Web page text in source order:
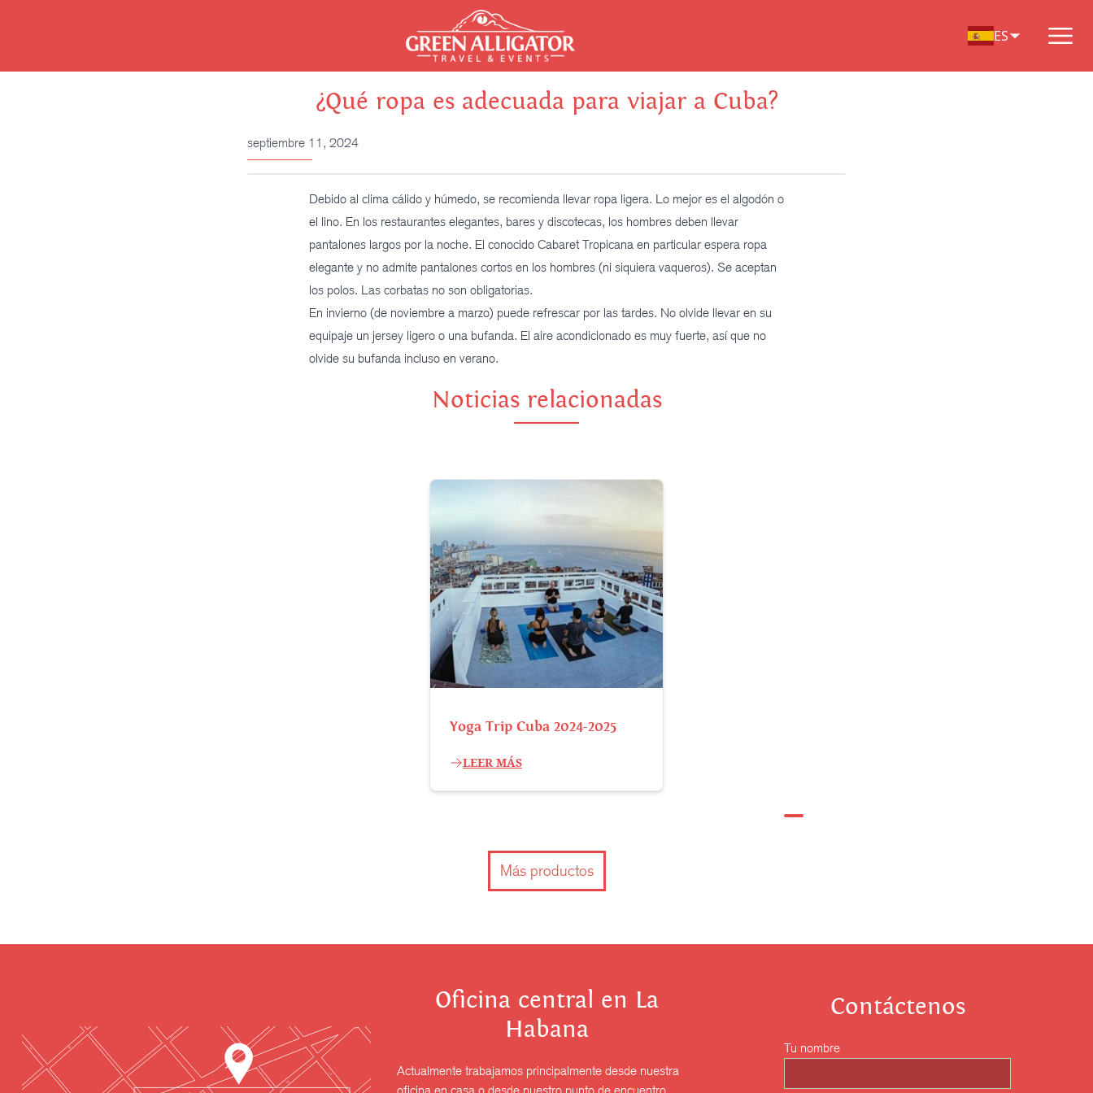
ES
¿Qué ropa es adecuada para viajar a Cuba?
septiembre 11, 2024
Debido al clima cálido y húmedo, se recomienda llevar ropa ligera. Lo mejor es el algodón o
el lino. En los restaurantes elegantes, bares y discotecas, los hombres deben llevar
pantalones largos por la noche. El conocido Cabaret Tropicana en particular espera ropa
elegante y no admite pantalones cortos en los hombres (ni siquiera vaqueros). Se aceptan
los polos. Las corbatas no son obligatorias.
En invierno (de noviembre a marzo) puede refrescar por las tardes. No olvide llevar en su
equipaje un jersey ligero o una bufanda. El aire acondicionado es muy fuerte, así que no
olvide su bufanda incluso en verano.
Noticias relacionadas
Yoga Trip Cuba 2024-2025
LEER MÁS
Más productos
Oficina central en La
Habana
Actualmente trabajamos principalmente desde nuestra
Contáctenos
Tu nombre